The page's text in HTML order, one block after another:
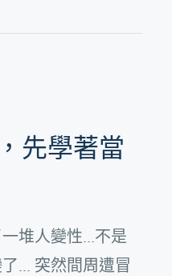
先學著當
堆人變性...不是
... 突然間周遭冒